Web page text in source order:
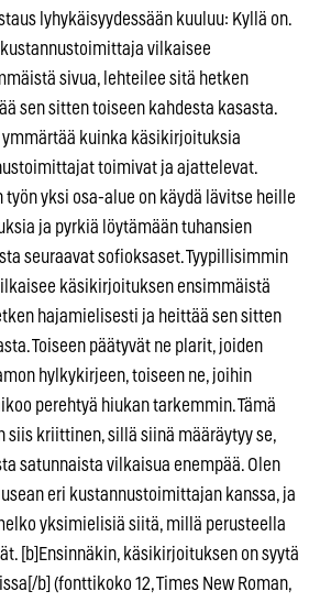
lyhykäisyydessään kuuluu: Kyllä on.
vilkaisee
sivua, lehteilee sitä hetken
sen sitten toiseen kahdesta kasasta.
ymmärtää kuinka käsikirjoituksia
toimivat ja ajattelevat.
yksi osa-alue on käydä lävitse heille
ja pyrkiä löytämään tuhansien
seuraavat sofioksaset. Tyypillisimmin
käsikirjoituksen ensimmäistä
hajamielisesti ja heittää sen sitten
Toiseen päätyvät ne plarit, joiden
hylkykirjeen, toiseen ne, joihin
perehtyä hiukan tarkemmin. Tämä
siis kriittinen, sillä siinä määräytyy se,
satunnaista vilkaisua enempää. Olen
eri kustannustoimittajan kanssa, ja
yksimielisiä siitä, millä perusteella
[b]Ensinnäkin, käsikirjoituksen on syytä
b] (fonttikoko 12, Times New Roman,